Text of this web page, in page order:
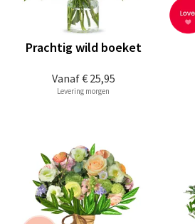
Vanaf€ 25,95
Prachtig wild boeket
Levering morgen